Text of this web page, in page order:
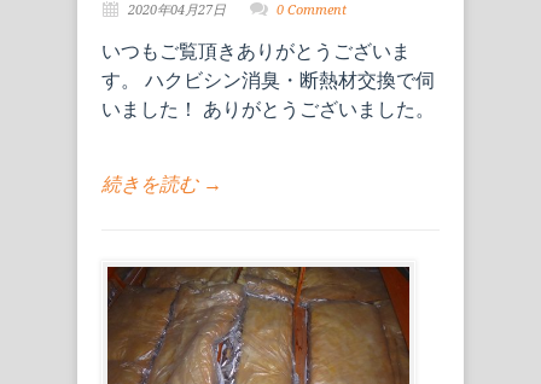
2020年04月27日 0 Comment
いつもご覧頂きありがとうございま
す。 ハクビシン消臭・断熱材交換で伺
いました！ ありがとうございました。
続きを読む →